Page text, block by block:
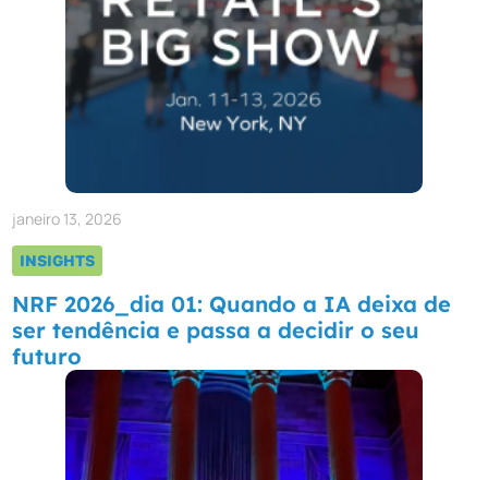
janeiro 13, 2026
INSIGHTS
NRF 2026_dia 01: Quando a IA deixa de
ser tendência e passa a decidir o seu
futuro